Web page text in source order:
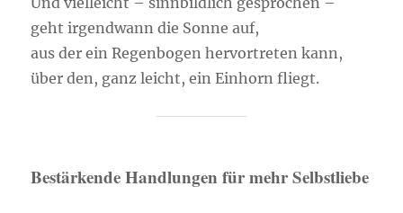
geht irgendwann die Sonne auf,
aus der ein Regenbogen hervortreten kann,
über den, ganz leicht, ein Einhorn fliegt.
Bestärkende Handlungen für mehr Selbstliebe